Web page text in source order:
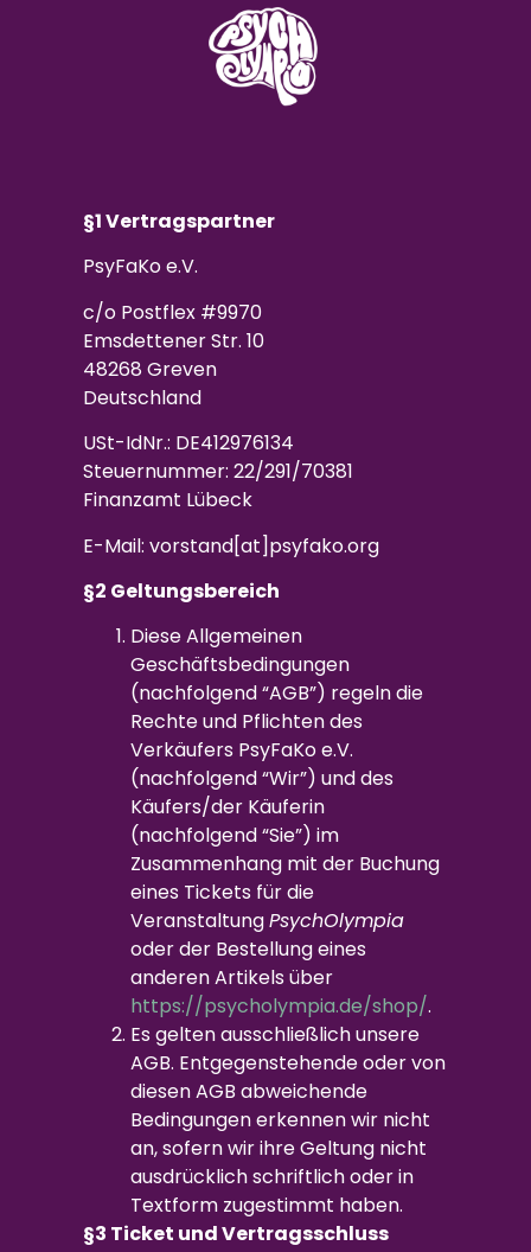
§1 Vertragspartner
PsyFaKo e.V.
c/o Postflex #9970
Emsdettener Str. 10
48268 Greven
Deutschland
USt-IdNr.: DE412976134
Steuernummer: 22/291/70381
Finanzamt Lübeck
E-Mail: vorstand[at]psyfako.org
§2 Geltungsbereich
Diese Allgemeinen
Geschäftsbedingungen
(nachfolgend “AGB”) regeln die
Rechte und Pflichten des
Verkäufers PsyFaKo e.V.
(nachfolgend “Wir”) und des
Käufers/der Käuferin
(nachfolgend “Sie”) im
Zusammenhang mit der Buchung
eines Tickets für die
VeranstaltungPsychOlympia
oder der Bestellung eines
anderen Artikels über
https://psycholympia.de/shop/.
Es gelten ausschließlich unsere
AGB. Entgegenstehende oder von
diesen AGB abweichende
Bedingungen erkennen wir nicht
an, sofern wir ihre Geltung nicht
ausdrücklich schriftlich oder in
Textform zugestimmt haben.
§3 Ticket und Vertragsschluss